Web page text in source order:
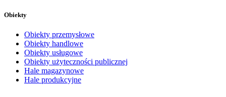
Obiekty
Obiekty przemysłowe
Obiekty handlowe
Obiekty usługowe
Obiekty użyteczności publicznej
Hale magazynowe
Hale produkcyjne